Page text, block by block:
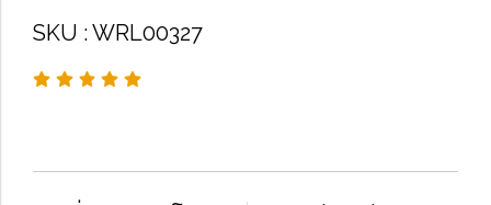
SKU : WRL00327